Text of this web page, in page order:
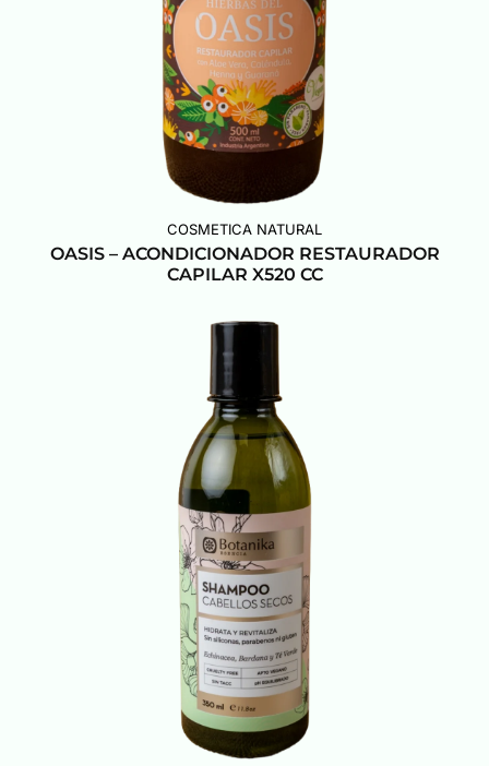
COSMETICA NATURAL
OASIS – ACONDICIONADOR RESTAURADOR
CAPILAR X520 CC